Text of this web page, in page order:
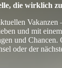
die wirklich
Vakanzen
und mit
und Chancen.
oder der